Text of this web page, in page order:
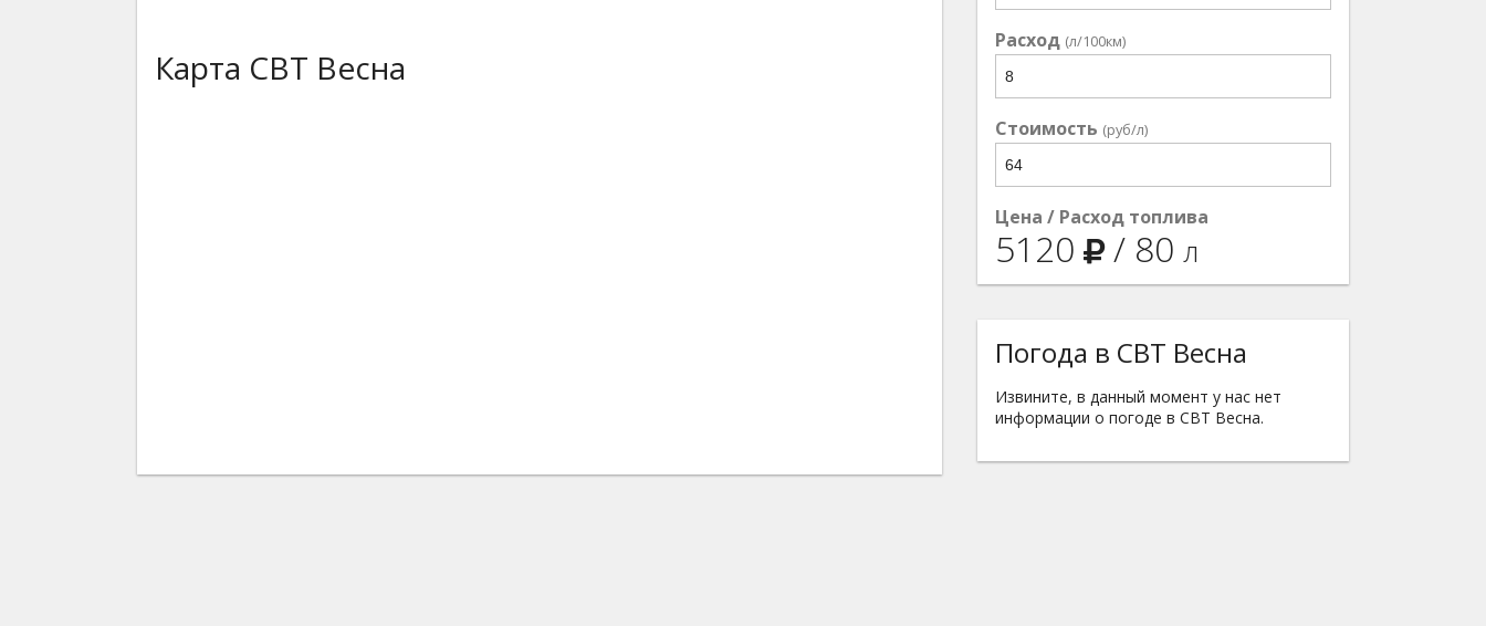
Карта СВТ Весна
Расход (л/100км)
Стоимость (руб/л)
Цена / Расход топлива
5120 / 80 л
Погода в СВТ Весна
Извините, в данный момент у нас нет
информации о погоде в СВТ Весна.